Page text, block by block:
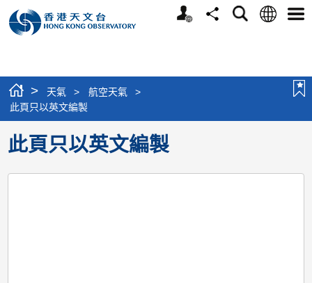
個
分
搜
語
選
> 天氣 > 航空天氣
>
此頁只以英文編製
此頁只以英文編製